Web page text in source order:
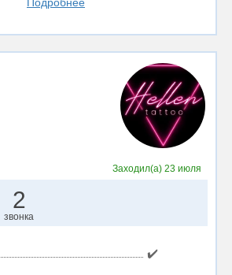
Заходил(а)23 июля
2
звонка
✔️